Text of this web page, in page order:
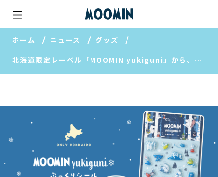
ホーム ニュース グッズ
北海道限定レーベル「MOOMIN yukiguni」から、待望の「ぷっくりシール」が登場。